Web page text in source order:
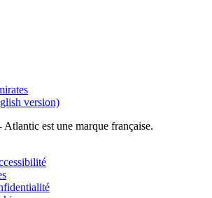
version)
est une marque française.